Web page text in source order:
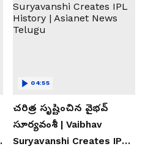
చరిత్ర సృష్టించిన వైభవ్
సూర్యవంశీ | Vaibhav
Suryavanshi Creates IPL
04:55